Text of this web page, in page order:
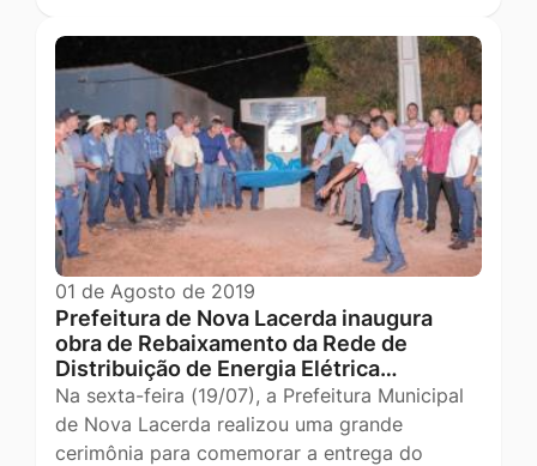
01 de Agosto de 2019
Prefeitura de Nova Lacerda inaugura
obra de Rebaixamento da Rede de
Distribuição de Energia Elétrica…
Na sexta-feira (19/07), a Prefeitura Municipal
de Nova Lacerda realizou uma grande
cerimônia para comemorar a entrega do